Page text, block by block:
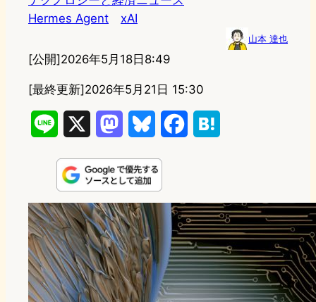
Hermes Agent
xAI
山本 達也
[公開]2026年5月18日8:49
[最終更新]2026年5月21日 15:30
n
e
s
t
o
d
o
u
e
k
y
e
b
o
o
e
n
a